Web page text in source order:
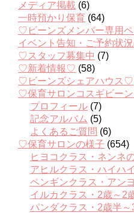
メディア掲載 (6)
一時預かり保育 (64)
♡ビーンズメンバー専用
イベント告知・ご予約状
♡スタッフ募集中 (7)
♡新着情報♡ (58)
♡ビーンズシェアハウス♡
♡保育サロンコスギビー
プロフィール (7)
記念アルバム (5)
よくあるご質問 (6)
♡保育サロンの様子 (654)
ヒヨコクラス・ネンネ
アヒルクラス・ハイハ
ペンギンクラス・アン
イルカクラス・2歳～2
パンダクラス・2歳半～